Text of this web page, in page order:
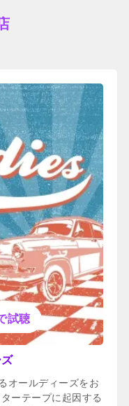
試聴
オールディーズをお
ーテープに起因する